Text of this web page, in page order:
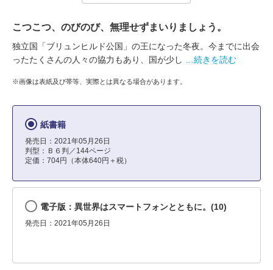
こつこつ、のびのび、無理せずまいりましょう。
独立国「ブリュンヒルド公国」の王になった冬夜。今までに出会
ったたくさんの人々の協力もあり、国が少し
…続きを読む
※画像は表紙及び帯等、実際とは異なる場合があります。
紙書籍
発売日：2021年05月26日
判型：Ｂ６判／144ページ
定価：704円（本体640円＋税）
電子版：異世界はスマートフォンとともに。(10)
発売日：2021年05月26日